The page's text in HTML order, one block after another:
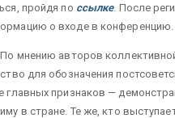
пройдя по ссылке. После
о входе в конференцию.
мнению авторов
для обозначения
признаков —
в стране. Те же, кто